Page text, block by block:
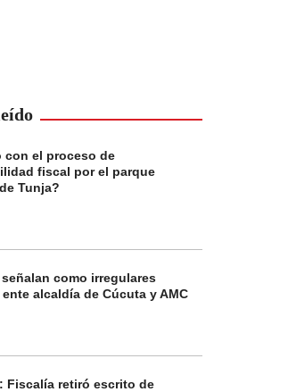
con el proceso de
fiscal por el parque
Tunja?
como irregulares
alcaldía de Cúcuta y AMC
Fiscalía retiró escrito de